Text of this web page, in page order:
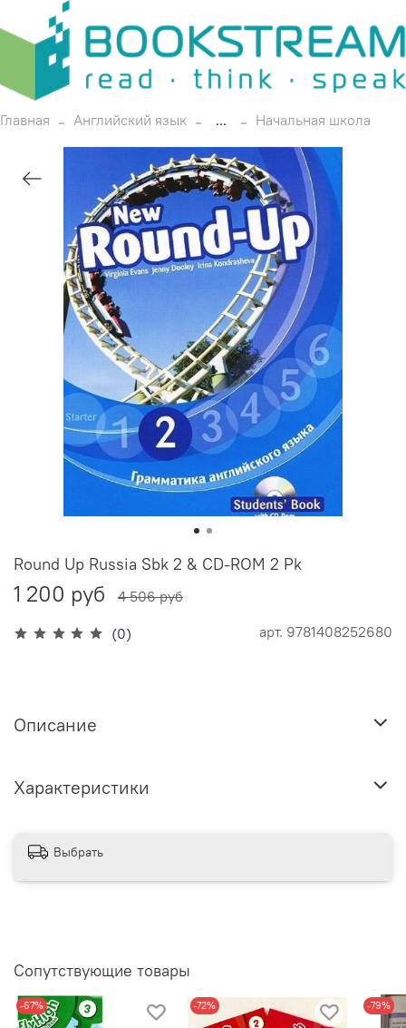
Главная Английский язык ... Начальная школа
(0) арт. 9781408252680
Round Up Russia Sbk 2 & CD-ROM 2 Pk
1 200 руб 4 506 руб
Описание
Характеристики
Выбрать
Сопутствующие товары
-67% -72% -79%